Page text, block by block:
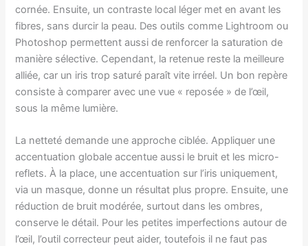
cornée. Ensuite, un contraste local léger met en avant les
fibres, sans durcir la peau. Des outils comme Lightroom ou
Photoshop permettent aussi de renforcer la saturation de
manière sélective. Cependant, la retenue reste la meilleure
alliée, car un iris trop saturé paraît vite irréel. Un bon repère
consiste à comparer avec une vue « reposée » de l’œil,
sous la même lumière.
La netteté demande une approche ciblée. Appliquer une
accentuation globale accentue aussi le bruit et les micro-
reflets. À la place, une accentuation sur l’iris uniquement,
via un masque, donne un résultat plus propre. Ensuite, une
réduction de bruit modérée, surtout dans les ombres,
conserve le détail. Pour les petites imperfections autour de
l’œil, l’outil correcteur peut aider, toutefois il ne faut pas